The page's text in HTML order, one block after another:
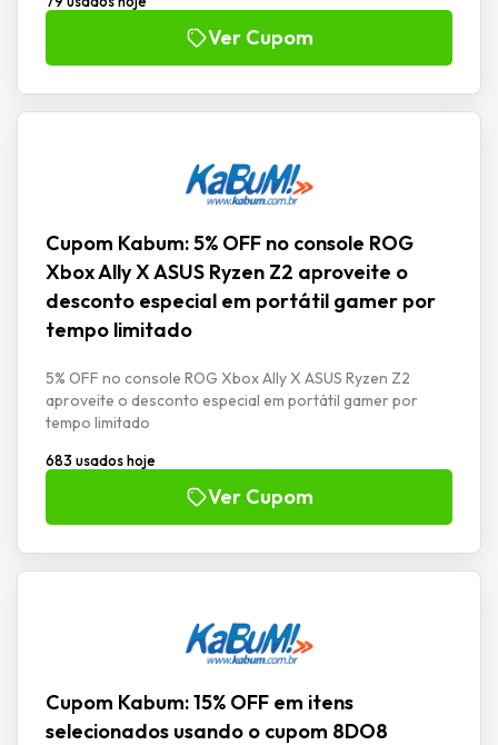
Ver Cupom
Cupom Kabum: 5% OFF no console ROG
Xbox Ally X ASUS Ryzen Z2 aproveite o
desconto especial em portátil gamer por
tempo limitado
5% OFF no console ROG Xbox Ally X ASUS Ryzen Z2
aproveite o desconto especial em portátil gamer por
tempo limitado
683 usados hoje
Ver Cupom
Cupom Kabum: 15% OFF em itens
selecionados usando o cupom 8DO8